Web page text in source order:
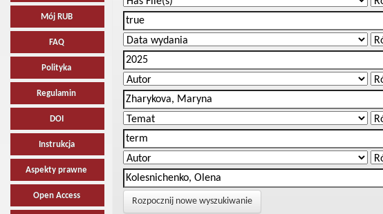
Mój RUB
FAQ
Polityka
Regulamin
DOI
Instrukcja
Aspekty prawne
Open Access
Rozpocznij nowe wyszukiwanie